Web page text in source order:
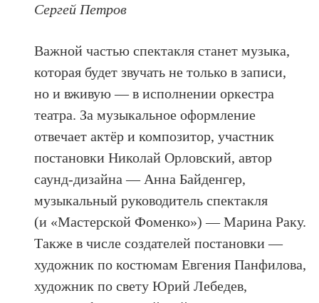
Сергей Петров
Важной частью спектакля станет музыка,
которая будет звучать не только в записи,
но и вживую — в исполнении оркестра
театра. За музыкальное оформление
отвечает актёр и композитор, участник
постановки Николай Орловский, автор
саунд-дизайна — Анна Байденгер,
музыкальный руководитель спектакля
(и «Мастерской Фоменко») — Марина Раку.
Также в числе создателей постановки —
художник по костюмам Евгения Панфилова,
художник по свету Юрий Лебедев,